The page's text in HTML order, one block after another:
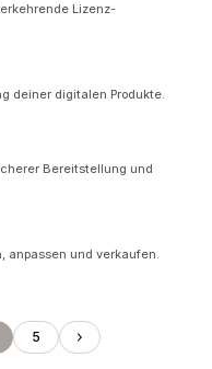
Lizenz-
deiner digitalen Produkte.
Bereitstellung und
anpassen und verkaufen.
5